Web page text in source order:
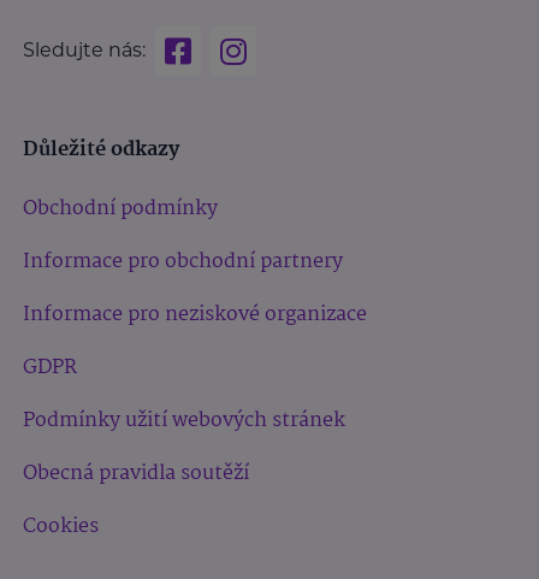
Sledujte nás:
Důležité odkazy
Obchodní podmínky
Informace pro obchodní partnery
Informace pro neziskové organizace
GDPR
Podmínky užití webových stránek
Obecná pravidla soutěží
Cookies